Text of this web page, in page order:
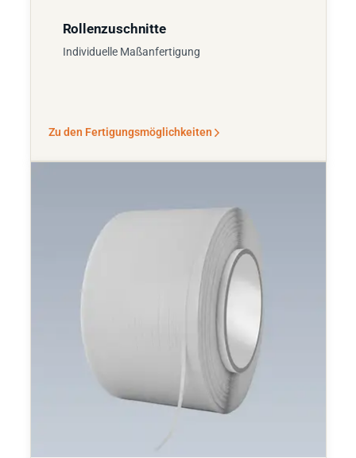
Rollenzuschnitte
Individuelle Maßanfertigung
Zu den Fertigungsmöglichkeiten